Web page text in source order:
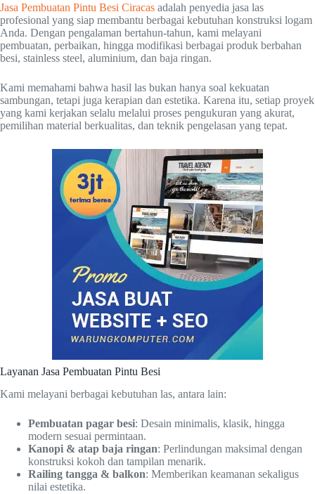
Jasa Pembuatan Pintu Besi Ciracas adalah penyedia jasa las
profesional yang siap membantu berbagai kebutuhan konstruksi logam
Anda. Dengan pengalaman bertahun-tahun, kami melayani
pembuatan, perbaikan, hingga modifikasi berbagai produk berbahan
besi, stainless steel, aluminium, dan baja ringan.
Kami memahami bahwa hasil las bukan hanya soal kekuatan
sambungan, tetapi juga kerapian dan estetika. Karena itu, setiap proyek
yang kami kerjakan selalu melalui proses pengukuran yang akurat,
pemilihan material berkualitas, dan teknik pengelasan yang tepat.
Layanan Jasa Pembuatan Pintu Besi
Kami melayani berbagai kebutuhan las, antara lain:
Pembuatan pagar besi: Desain minimalis, klasik, hingga
modern sesuai permintaan.
Kanopi & atap baja ringan: Perlindungan maksimal dengan
konstruksi kokoh dan tampilan menarik.
Railing tangga & balkon: Memberikan keamanan sekaligus
nilai estetika.